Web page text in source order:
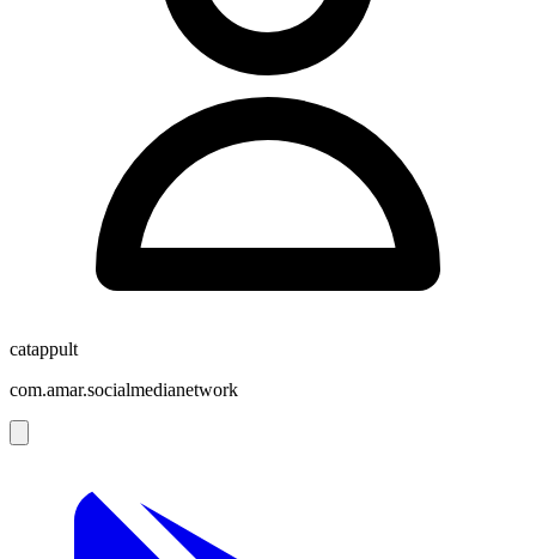
catappult
com.amar.socialmedianetwork